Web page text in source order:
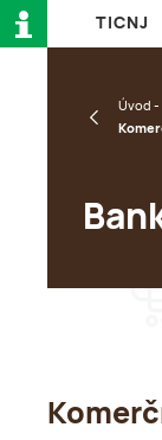
TI CN J
Úvod -